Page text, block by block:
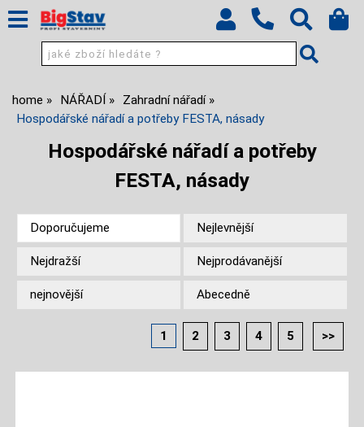
home NÁŘADÍ
Zahradní nářadí
Hospodářské nářadí a potřeby FESTA, násady
Hospodářské nářadí a potřeby
FESTA, násady
Doporučujeme Nejlevnější
Nejdražší Nejprodávanější
nejnovější Abecedně
1 2 3 4 5 >>